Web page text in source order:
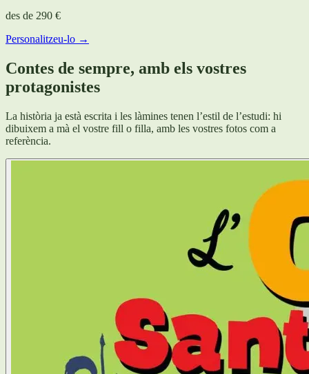
des de 290 €
Personalitzeu-lo →
Contes de sempre, amb els vostres
protagonistes
La història ja està escrita i les làmines tenen l’estil de l’estudi: hi
dibuixem a mà el vostre fill o filla, amb les vostres fotos com a
referència.